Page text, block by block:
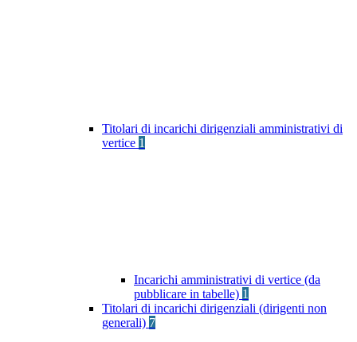
Titolari di incarichi dirigenziali amministrativi di
vertice 1
Incarichi amministrativi di vertice (da
pubblicare in tabelle) 1
Titolari di incarichi dirigenziali (dirigenti non
generali) 7